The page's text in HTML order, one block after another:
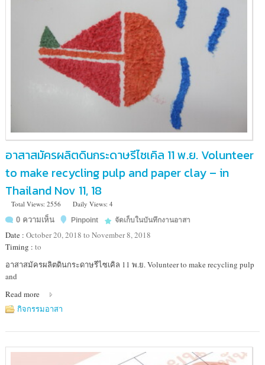
อ.พนมสารคาม
จ.ฉะเชิงเทรา
อาสาสมัครผลิตดินกระดาษรีไซเคิล 11 พ.ย. Volunteer
to make recycling pulp and paper clay – in
Thailand Nov 11, 18
Total Views: 2556
Daily Views: 4
0 ความเห็น
Pinpoint จัดเก็บในบันทึกงานอาสา
Date : October 20, 2018 to November 8, 2018
Timing : to
Location
อาสา
สมัคร
สังคม
อาสาสมัครผลิตดินกระดาษรีไซเคิล 11 พ.ย. Volunteer to make recycling pulp
and
Read more
กิจกรรมอาสา